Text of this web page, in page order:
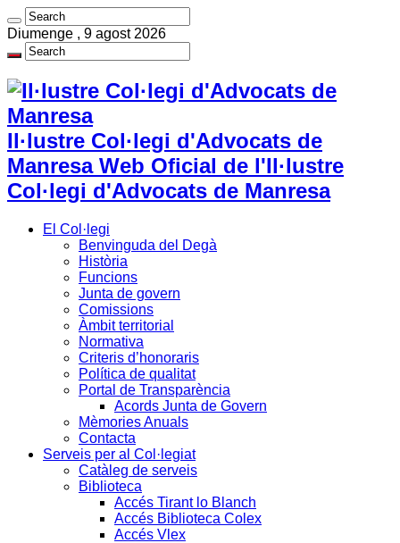
Diumenge , 9 agost 2026
Il·lustre Col·legi d'Advocats de
Manresa Web Oficial de l'Il·lustre
Col·legi d'Advocats de Manresa
El Col·legi
Benvinguda del Degà
Història
Funcions
Junta de govern
Comissions
Àmbit territorial
Normativa
Criteris d’honoraris
Política de qualitat
Portal de Transparència
Acords Junta de Govern
Mèmories Anuals
Contacta
Serveis per al Col·legiat
Catàleg de serveis
Biblioteca
Accés Tirant lo Blanch
Accés Biblioteca Colex
Accés Vlex